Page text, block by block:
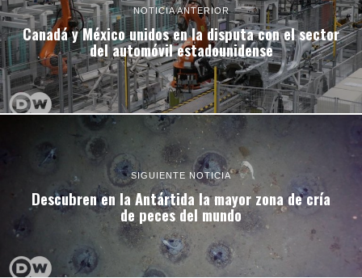
NOTICIA ANTERIOR
Canadá y México unidos en la disputa con el sector
del automóvil estadounidense
SIGUIENTE NOTICIA
Descubren en la Antártida la mayor zona de cría
de peces del mundo